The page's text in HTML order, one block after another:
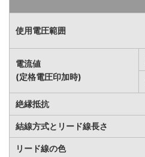
使用電圧範囲
電流値
(定格電圧印加時)
絶縁抵抗
結線方式とリード線長さ
リード線の色